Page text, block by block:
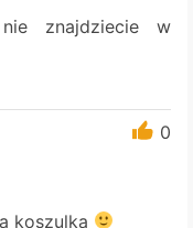
znajdziecie w
0
koszulka